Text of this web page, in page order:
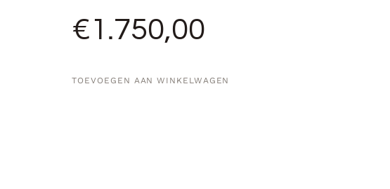
€1.750,00
TOEVOEGEN AAN WINKELWAGEN